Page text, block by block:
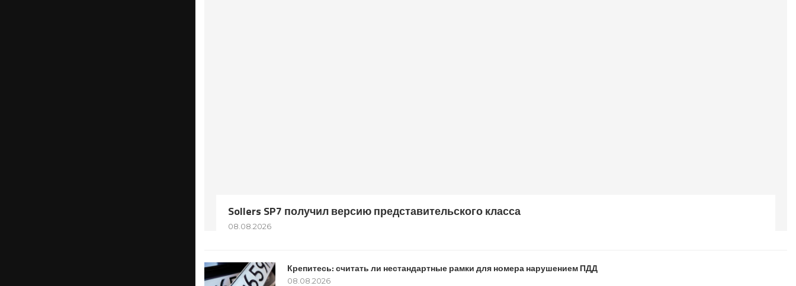
Sollers SP7 получил версию представительского класса
08.08.2026
Крепитесь: считать ли нестандартные рамки для номера нарушением ПДД
08.08.2026